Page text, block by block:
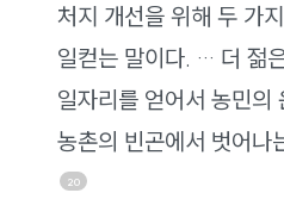
처지 개선을 위해 두 가
일컫는 말이다. … 더 젊
일자리를 얻어서 농민의
농촌의 빈곤에서 벗어나
20